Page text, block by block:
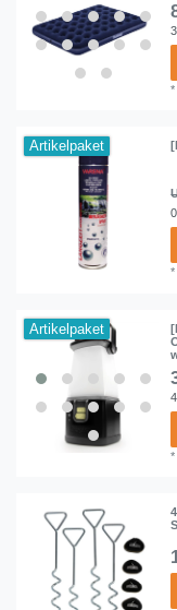
3
Artikelpaket
Artikelpaket
4